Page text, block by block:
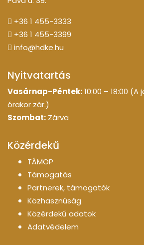
+36 1 455-3333
+36 1 455-3399
info@hdke.hu
Nyitvatartás
Vasárnap-Péntek:10:00 – 18:00
órakor zár.)
Szombat: Zárva
Közérdekű
TÁMOP
Támogatás
Partnerek, támogatók
Közhasznúság
Közérdekű adatok
Adatvédelem